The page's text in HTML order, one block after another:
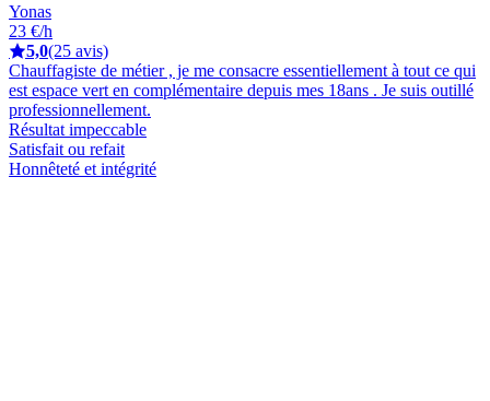
Yonas
23 €/h
5,0(25 avis)
Chauffagiste de métier , je me consacre essentiellement à tout ce qui
est espace vert en complémentaire depuis mes 18ans . Je suis outillé
professionnellement.
Résultat impeccable
Satisfait ou refait
Honnêteté et intégrité